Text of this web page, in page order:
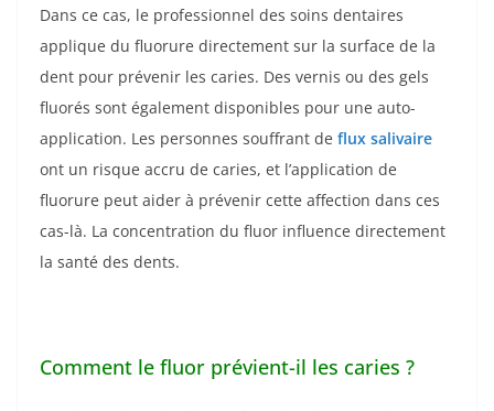
Dans ce cas, le professionnel des soins dentaires
applique du fluorure directement sur la surface de la
dent pour prévenir les caries. Des vernis ou des gels
fluorés sont également disponibles pour une auto-
application. Les personnes souffrant de flux salivaire
ont un risque accru de caries, et l’application de
fluorure peut aider à prévenir cette affection dans ces
cas-là. La concentration du fluor influence directement
la santé des dents.
Comment le fluor prévient-il les caries ?